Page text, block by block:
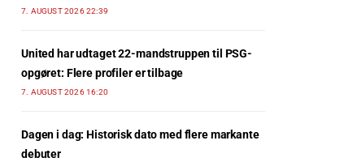
7. AUGUST 2026 22:39
United har udtaget 22-mandstruppen til PSG-
opgøret: Flere profiler er tilbage
7. AUGUST 2026 16:20
Dagen i dag: Historisk dato med flere markante
debuter